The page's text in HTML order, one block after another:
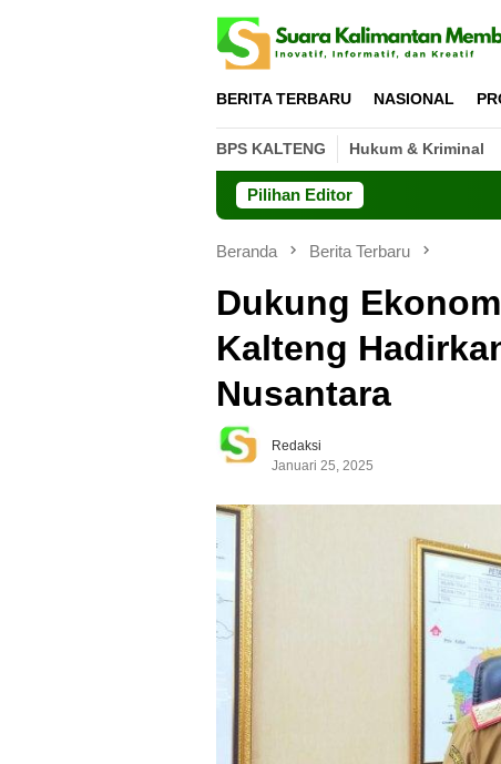
BERITA TERBARU NASIONAL
BPS KALTENG Hukum & Kriminal
Pilihan Editor
Beranda Berita Terbaru
Dukung
Kalteng
Nusantara
Redaksi
Januari 25, 2025